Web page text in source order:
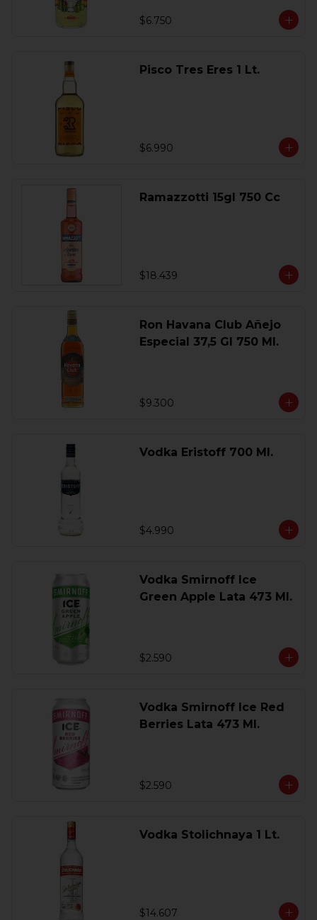
$6.750
Pisco Tres Eres 1 Lt.
$6.990
Ramazzotti 15gl 750 Cc
$18.439
Ron Havana Club Añejo
Especial 37,5 Gl 750 Ml.
$9.300
Vodka Eristoff 700 Ml.
$4.990
Vodka Smirnoff Ice
Green Apple Lata 473 Ml.
$2.590
Vodka Smirnoff Ice Red
Berries Lata 473 Ml.
$2.590
Vodka Stolichnaya 1 Lt.
$14.607